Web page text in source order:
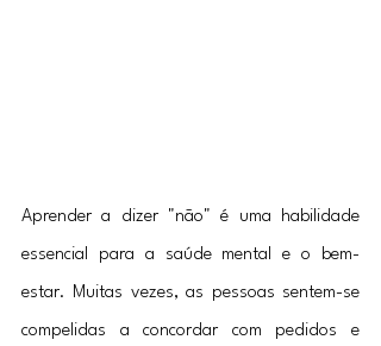
Aprender a dizer "não" é uma habilidade
essencial para a saúde mental e o bem-
estar. Muitas vezes, as pessoas sentem-se
compelidas a concordar com pedidos e